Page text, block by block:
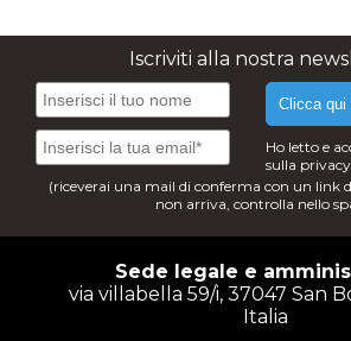
Iscriviti alla nostra
Clicca qui
Ho letto e
sulla privacy
(riceverai una mail di conferma con un link
non arriva, controlla nello
Sede legale e
via villabella 59/i, 37047 San
Italia